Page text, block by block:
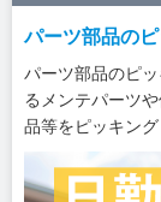
パーツ部品の
パーツ部品のピ
るメンテパーツ
品等をピッキング